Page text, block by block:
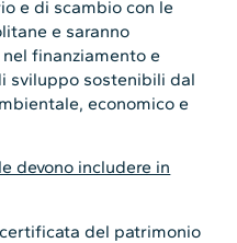
e di scambio con le
e saranno
nel finanziamento e
sviluppo sostenibili dal
economico e
devono includere in
del patrimonio